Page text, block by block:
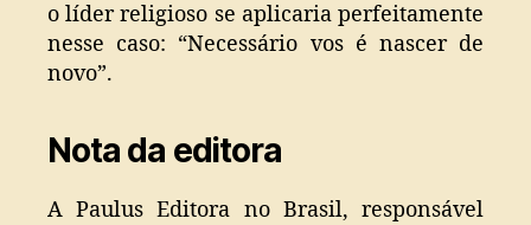
o líder religioso se aplicaria perfeitamente
nesse caso: “Necessário vos é nascer de
novo”.
Nota da editora
A Paulus Editora no Brasil, responsável